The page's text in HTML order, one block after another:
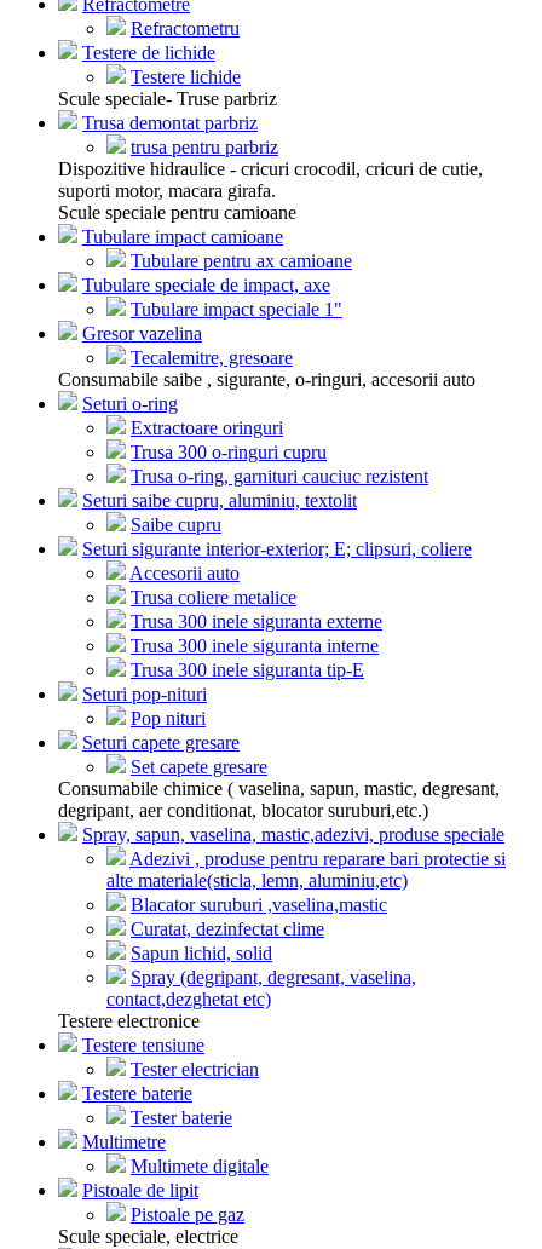
Refractometre
Refractometru
Testere de lichide
Testere lichide
Scule speciale- Truse parbriz
Trusa demontat parbriz
trusa pentru parbriz
Dispozitive hidraulice - cricuri crocodil, cricuri de cutie,
suporti motor, macara girafa.
Scule speciale pentru camioane
Tubulare impact camioane
Tubulare pentru ax camioane
Tubulare speciale de impact, axe
Tubulare impact speciale 1"
Gresor vazelina
Tecalemitre, gresoare
Consumabile saibe , sigurante, o-ringuri, accesorii auto
Seturi o-ring
Extractoare oringuri
Trusa 300 o-ringuri cupru
Trusa o-ring, garnituri cauciuc rezistent
Seturi saibe cupru, aluminiu, textolit
Saibe cupru
Seturi sigurante interior-exterior; E; clipsuri, coliere
Accesorii auto
Trusa coliere metalice
Trusa 300 inele siguranta externe
Trusa 300 inele siguranta interne
Trusa 300 inele siguranta tip-E
Seturi pop-nituri
Pop nituri
Seturi capete gresare
Set capete gresare
Consumabile chimice ( vaselina, sapun, mastic, degresant,
degripant, aer conditionat, blocator suruburi,etc.)
Spray, sapun, vaselina, mastic,adezivi, produse speciale
Adezivi , produse pentru reparare bari protectie si
alte materiale(sticla, lemn, aluminiu,etc)
Blacator suruburi ,vaselina,mastic
Curatat, dezinfectat clime
Sapun lichid, solid
Spray (degripant, degresant, vaselina,
contact,dezghetat etc)
Testere electronice
Testere tensiune
Tester electrician
Testere baterie
Tester baterie
Multimetre
Multimete digitale
Pistoale de lipit
Pistoale pe gaz
Scule speciale, electrice